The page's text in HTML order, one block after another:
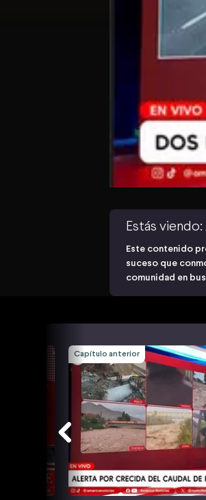
Estás viendo:
Este contenido
suceso que
comunidad en
Capítulo anterior